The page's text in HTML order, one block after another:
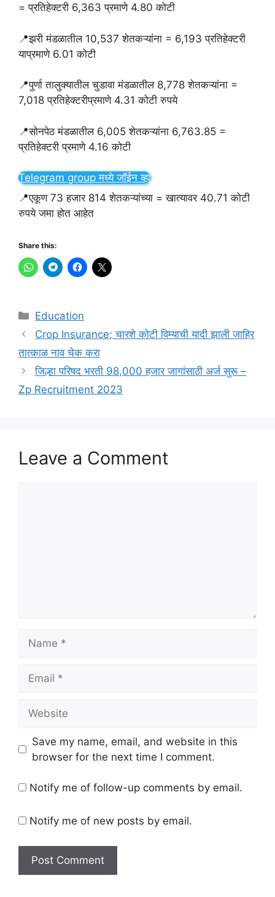
= प्रतिहेक्टरी 6,363 प्रमाणे 4.80 कोटी
📍झरी मंडळातील 10,537 शेतकऱ्यांना = 6,193 प्रतिहेक्टरी
याप्रमाणे 6.01 कोटी
📍पुर्णा तालुक्यातील चुडावा मंडळातील 8,778 शेतकऱ्यांना =
7,018 प्रतिहेक्टरीप्रमाणे 4.31 कोटी रुपये
📍सोनपेठ मंडळातील 6,005 शेतकऱ्यांना 6,763.85 =
प्रतिहेक्टरी प्रमाणे 4.16 कोटी
Telegram group मध्ये जॉईन व्हा
📍एकूण 73 हजार 814 शेतकऱ्यांच्या = खात्यावर 40.71 कोटी
रुपये जमा होत आहेत
Share this:
Categories
Education
Crop Insurance; चारशे कोटी विम्याची यादी झाली जाहिर
तात्काळ नाव चेक करा
जिल्हा परिषद भरती 98,000 हजार जागांसाठी अर्ज सुरू –
Zp Recruitment 2023
Leave a Comment
Save my name, email, and website in this
browser for the next time I comment.
Notify me of follow-up comments by email.
Notify me of new posts by email.